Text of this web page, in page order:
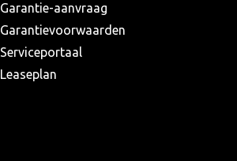
Garantie-aanvraag
Garantievoorwaarden
Serviceportaal
Leaseplan